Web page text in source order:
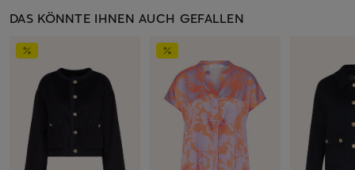
DAS KÖNNTE IHNEN AUCH GEFALLEN